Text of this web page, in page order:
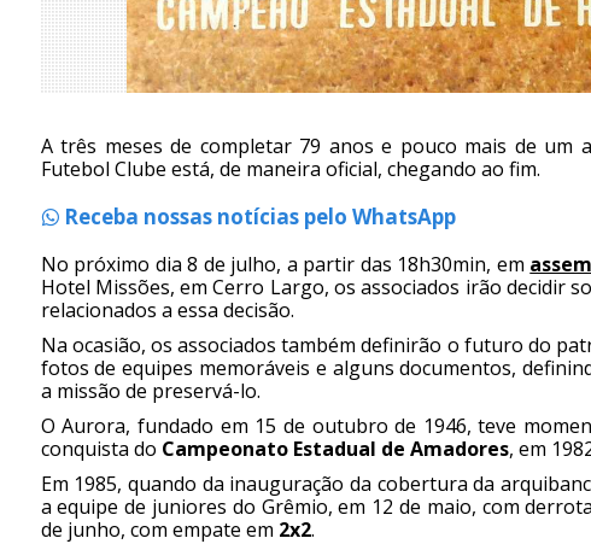
A três meses de completar 79 anos e pouco mais de
Futebol Clube está, de maneira oficial, chegando ao fim.
Receba nossas notícias pelo WhatsApp
No próximo dia 8 de julho, a partir das 18h30min, em
Hotel Missões, em Cerro Largo, os associados irão decidir
relacionados a essa decisão.
Na ocasião, os associados também definirão o futuro do
fotos de equipes memoráveis e alguns documentos,
a missão de preservá-lo.
O Aurora, fundado em 15 de outubro de 1946, teve
conquista do Campeonato Estadual de Amadores, em
Em 1985, quando da inauguração da cobertura da
a equipe de juniores do Grêmio, em 12 de maio, com
de junho, com empate em 2x2.